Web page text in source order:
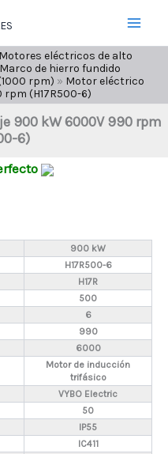
Motores eléctricos de alto
Marco de hierro fundido
rpm) » Motor eléctrico
(H17R500-6)
900 kW 6000V 990 rpm
6)
900 kW
H17R500-6
H17R
500
6
990
6000
Motor de inducción
trifásico
VYBO Electric
50
IP55
IC411